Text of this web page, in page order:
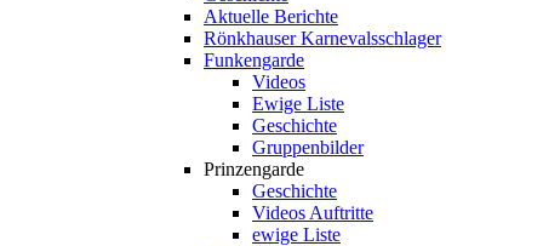
Aktuelle Berichte
Rönkhauser Karnevalsschlager
Funkengarde
Videos
Ewige Liste
Geschichte
Gruppenbilder
Prinzengarde
Geschichte
Videos Auftritte
ewige Liste